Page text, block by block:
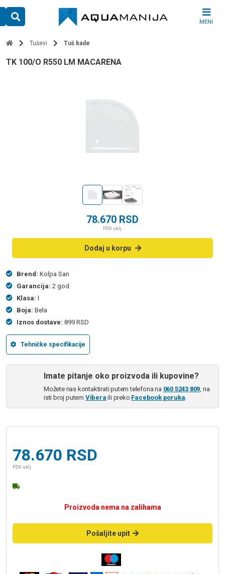
content
MENI
Tuševi Tuš kade
TK 100/O R550 LM MACARENA
78.670 RSD
PDV uklj.
Dodaj u korpu
Brend: Kolpa San
Garancija: 2 god
Klasa: I
Boja: Bela
Iznos dostave: 899 RSD
Tehničke specifikacije
Imate pitanje oko proizvoda ili kupovine?
Možete nas kontaktirati putem telefona na 060 5243 809, na
isti broj putem Vibera ili preko Facebook poruka.
78.670 RSD
PDV uklj.
Proizvoda nema na zalihama
Pošaljite upit